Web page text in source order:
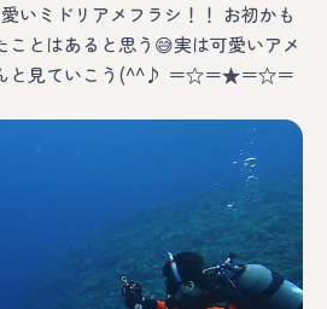
いミドリアメフラシ！！ お初かも
ことはあると思う😅実は可愛いアメ
と見ていこう(^^♪ ＝☆＝★＝☆＝